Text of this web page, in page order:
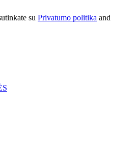
su Privatumo politika and